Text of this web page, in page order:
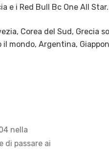
e i Red Bull Bc One All Star.
Corea del Sud, Grecia
mondo, Argentina,
nella
di passare ai